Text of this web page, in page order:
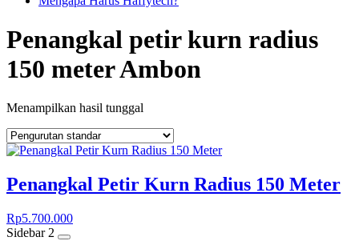
Penangkal petir kurn radius
150 meter Ambon
Menampilkan hasil tunggal
Penangkal Petir Kurn Radius 150 Meter
Rp5.700.000
Sidebar 2